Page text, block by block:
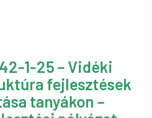
1-25 – Vidéki
fejlesztések
tanyákon –